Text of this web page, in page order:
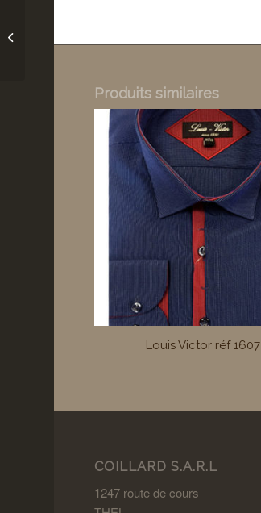
Produits similaires
Louis Victor réf 1607
COILLARD S.A.R.L
1247 route de cours